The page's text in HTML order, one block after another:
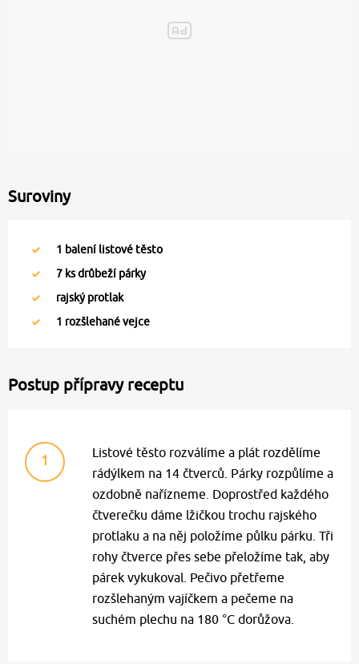
Suroviny
1 balení listové těsto
7 ks drůbeží párky
rajský protlak
1 rozšlehané vejce
Postup přípravy receptu
1
Listové těsto rozválíme a plát rozdělíme
rádýlkem na 14 čtverců. Párky rozpůlíme a
ozdobně nařízneme. Doprostřed každého
čtverečku dáme lžičkou trochu rajského
protlaku a na něj položíme půlku párku. Tři
rohy čtverce přes sebe přeložíme tak, aby
párek vykukoval. Pečivo přetřeme
rozšlehaným vajíčkem a pečeme na
suchém plechu na 180 °C dorůžova.